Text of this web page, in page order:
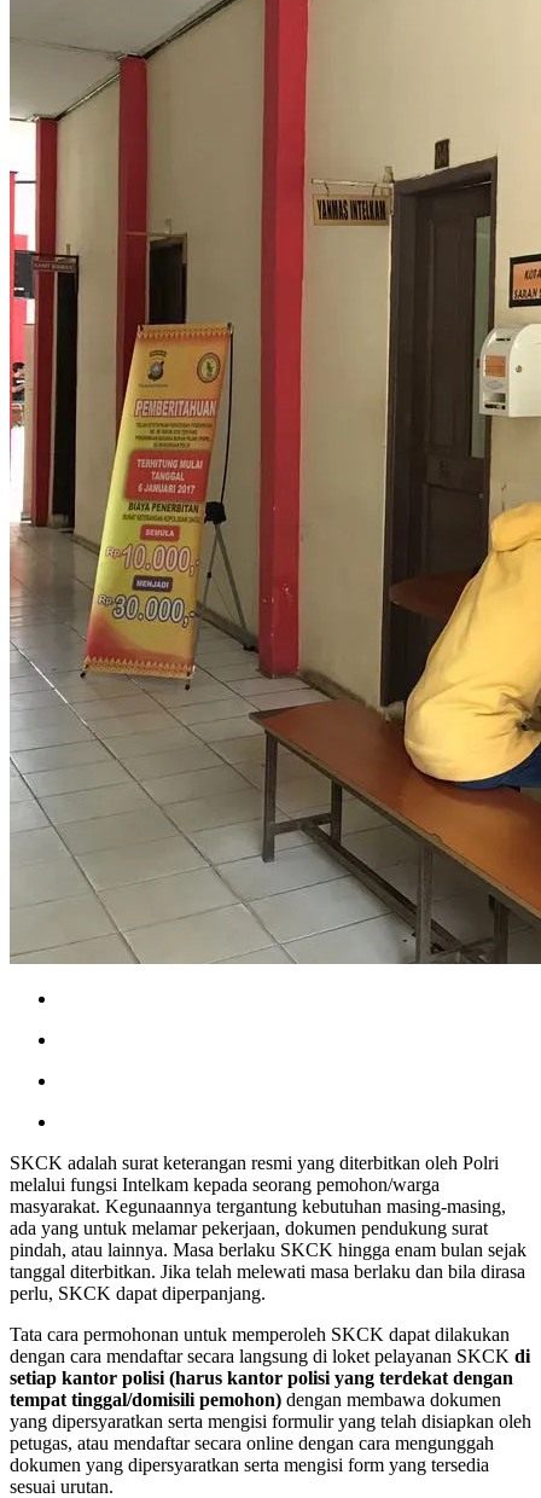
SKCK adalah surat keterangan resmi yang diterbitkan oleh Polri
melalui fungsi Intelkam kepada seorang pemohon/warga
masyarakat. Kegunaannya tergantung kebutuhan masing-masing,
ada yang untuk melamar pekerjaan, dokumen pendukung surat
pindah, atau lainnya. Masa berlaku SKCK hingga enam bulan sejak
tanggal diterbitkan. Jika telah melewati masa berlaku dan bila dirasa
perlu, SKCK dapat diperpanjang.
Tata cara permohonan untuk memperoleh SKCK dapat dilakukan
dengan cara mendaftar secara langsung di loket pelayanan SKCK di
setiap kantor polisi (harus kantor polisi yang terdekat dengan
tempat tinggal/domisili pemohon) dengan membawa dokumen
yang dipersyaratkan serta mengisi formulir yang telah disiapkan oleh
petugas, atau mendaftar secara online dengan cara mengunggah
dokumen yang dipersyaratkan serta mengisi form yang tersedia
sesuai urutan.